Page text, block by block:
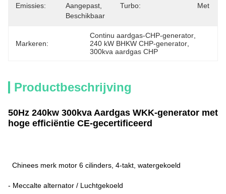
Emissies:
Aangepast,
Beschikbaar
Turbo: Met
Markeren:
Continu aardgas-CHP-generator
240 kW BHKW CHP-generator
300kva aardgas CHP
Productbeschrijving
50Hz 240kw 300kva Aardgas WKK-generator met
hoge efficiëntie CE-gecertificeerd
Chinees merk motor 6 cilinders, 4-takt, watergekoeld
- Meccalte alternator / Luchtgekoeld